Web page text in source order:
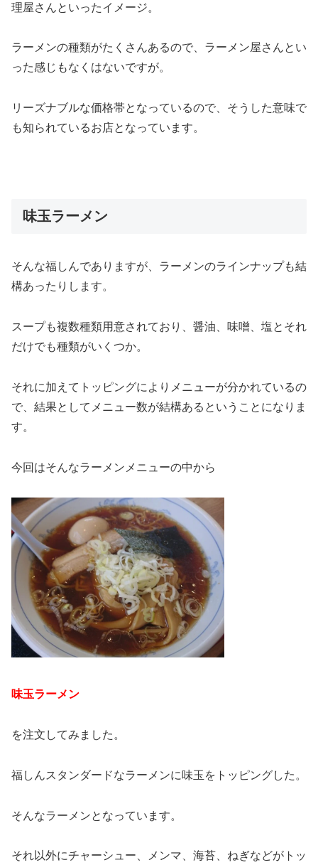
理屋さんといったイメージ。
ラーメンの種類がたくさんあるので、ラーメン屋さんとい
った感じもなくはないですが。
リーズナブルな価格帯となっているので、そうした意味で
も知られているお店となっています。
味玉ラーメン
そんな福しんでありますが、ラーメンのラインナップも結
構あったりします。
スープも複数種類用意されており、醤油、味噌、塩とそれ
だけでも種類がいくつか。
それに加えてトッピングによりメニューが分かれているの
で、結果としてメニュー数が結構あるということになりま
す。
今回はそんなラーメンメニューの中から
味玉ラーメン
を注文してみました。
福しんスタンダードなラーメンに味玉をトッピングした。
そんなラーメンとなっています。
それ以外にチャーシュー、メンマ、海苔、ねぎなどがトッ